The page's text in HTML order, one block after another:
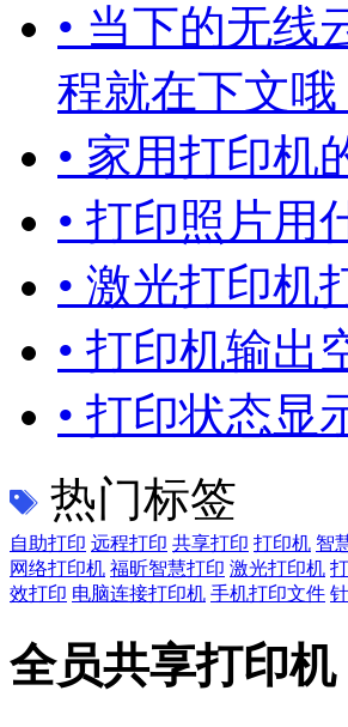
• 当下的无线
程就在下文哦
• 家用打印机
• 打印照片用
• 激光打印机
• 打印机输出
• 打印状态显
热门标签
自助打印 远程打印 共享打印 打印机 智
网络打印机 福昕智慧打印 激光打印机
效打印 电脑连接打印机 手机打印文件
全员共享打印机